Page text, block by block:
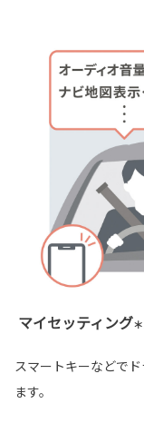
マイセッティング
スマートキーなどで
ます。